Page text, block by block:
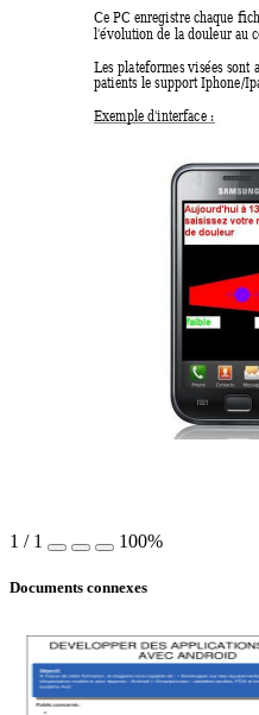
Ce PC enregistre chaque
l'évolution de la douleur au
Les plateformes visées sont
patients le support Iphone/
Exemple d'interface :
1 / 1 100%
Documents connexes